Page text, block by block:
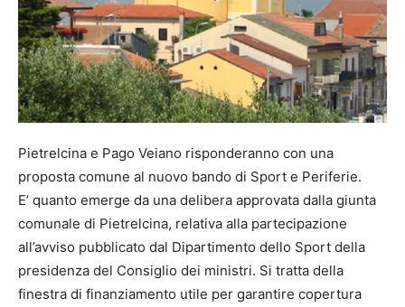
Pietrelcina e Pago Veiano risponderanno con una
proposta comune al nuovo bando di Sport e Periferie.
E’ quanto emerge da una delibera approvata dalla giunta
comunale di Pietrelcina, relativa alla partecipazione
all’avviso pubblicato dal Dipartimento dello Sport della
presidenza del Consiglio dei ministri. Si tratta della
finestra di finanziamento utile per garantire copertura